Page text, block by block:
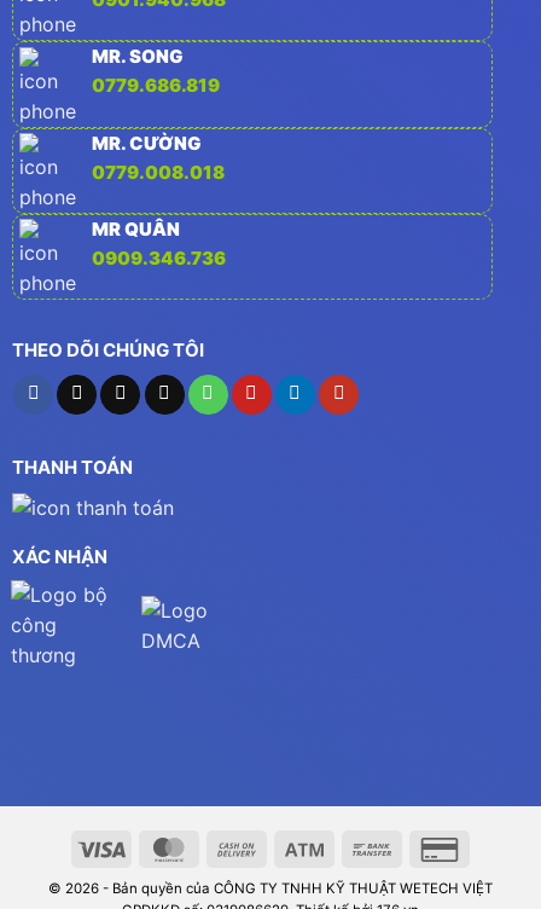
MR. SONG
0779.686.819
MR. CƯỜNG
0779.008.018
MR QUÂN
0909.346.736
THEO DÕI CHÚNG TÔI
THANH TOÁN
XÁC NHẬN
© 2026 - Bản quyền của CÔNG TY TNHH KỸ THUẬT WETECH VIỆT